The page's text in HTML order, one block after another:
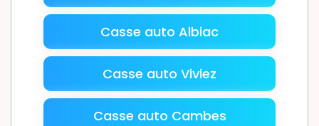
Casse auto Albiac
Casse auto Viviez
Casse auto Cambes